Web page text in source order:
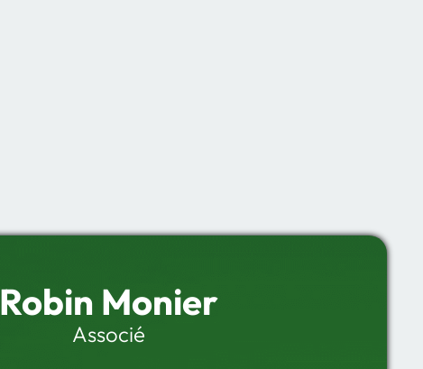
Robin Monier
Associé